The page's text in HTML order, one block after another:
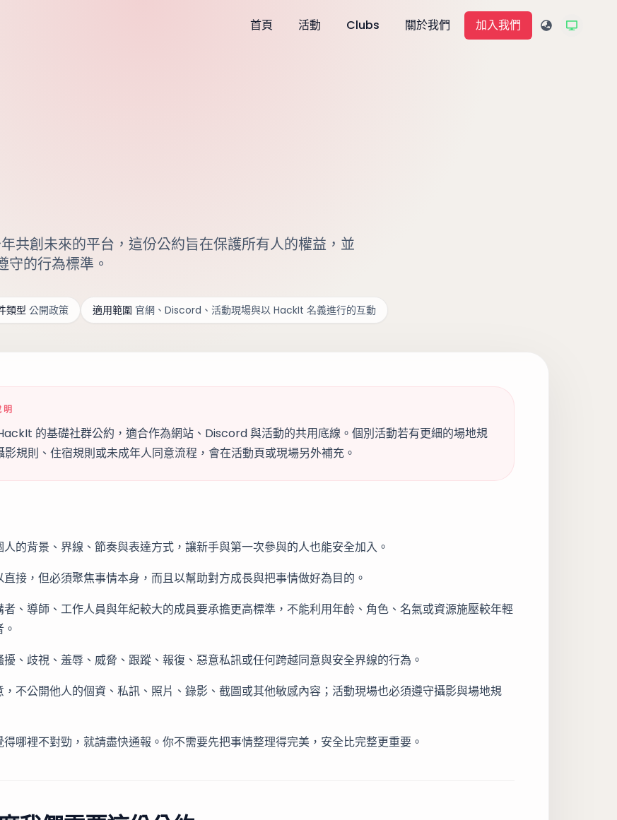
首頁 活動 Clubs 關於我們 加入我們
共創未來的平台，這份公約旨在保護所有人的權益，並
守的行為標準。
類型 公開政策 適用範圍 官網、Discord、活動現場與以 HackIt 名義進行的互動
明
的基礎社群公約，適合作為網站、Discord 與活動的共用底線。個別活動若有更細的場地規
影規則、住宿規則或未成年人同意流程，會在活動頁或現場另外補充。
人的背景、界線、節奏與表達方式，讓新手與第一次參與的人也能安全加入。
直接，但必須聚焦事情本身，而且以幫助對方成長與把事情做好為目的。
者、導師、工作人員與年紀較大的成員要承擔更高標準，不能利用年齡、角色、名氣或資源施壓較年輕
擾、歧視、羞辱、威脅、跟蹤、報復、惡意私訊或任何跨越同意與安全界線的行為。
，不公開他人的個資、私訊、照片、錄影、截圖或其他敏感內容；活動現場也必須遵守攝影與場地規
得哪裡不對勁，就請盡快通報。你不需要先把事情整理得完美，安全比完整更重要。